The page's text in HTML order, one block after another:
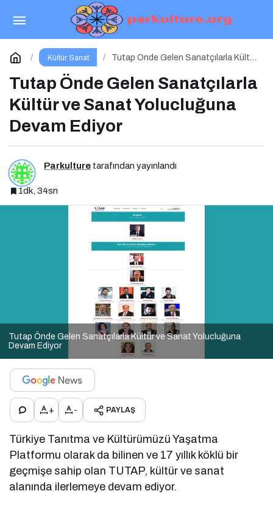
Kültür Sanat
Tutap Önde Gelen Sanatçılarla Kültür
Tutap Önde Gelen Sanatçılarla
Kültür ve Sanat Yolucluğuna
Devam Ediyor
Parkulture tarafından yayınlandı
1dk, 34sn
Tutap Önde Gelen Sanatçılarla Kültür ve Sanat Yolucluğuna
Devam Ediyor
+ - PAYLAŞ
Türkiye Tanıtma ve Kültürümüzü Yaşatma
Platformu olarak da bilinen ve 17 yıllık köklü bir
geçmişe sahip olan TUTAP, kültür ve sanat
alanında ilerlemeye devam ediyor.
Tutap Önde Gelen Sanatçılarla Kültür ve Sanat
Yolucluğuna Devam Ediyor
Yorum Yap